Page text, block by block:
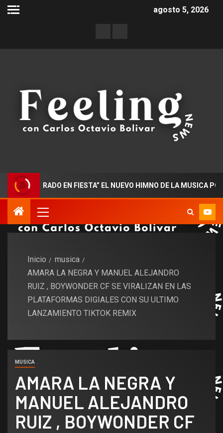
agosto 5, 2026
EN FIESTA” EL NUEVO HIMNO DE LA MUSICA POPULAR
Inicio
musica
AMARA LA NEGRA Y MANUEL ALEJANDRO
RUIZ , BOYWONDER CF SE VIRALIZAN EN LAS
PLATAFORMAS DIGIALES CON SU ULTIMO
LANZAMIENTO TIKTOK REMIX
MUSICA
AMARA LA NEGRA Y
MANUEL ALEJANDRO
RUIZ , BOYWONDER CF